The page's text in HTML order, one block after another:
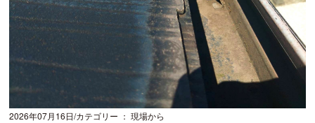
2026年07月16日カテゴリー ： 現場から